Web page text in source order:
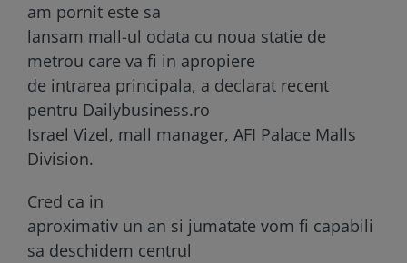
am pornit este sa
lansam mall-ul odata cu noua statie de
metrou care va fi in apropiere
de intrarea principala, a declarat recent
pentru Dailybusiness.ro
Israel Vizel, mall manager, AFI Palace Malls
Division.
Cred ca in
aproximativ un an si jumatate vom fi capabili
sa deschidem centrul